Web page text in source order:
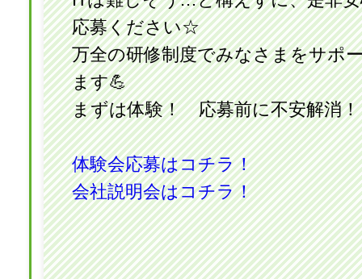
応募ください☆
万全の研修制度でみなさまをサポ
ます💪
まずは体験！ 応募前に不安解消！
体験会応募はコチラ！
会社説明会はコチラ！